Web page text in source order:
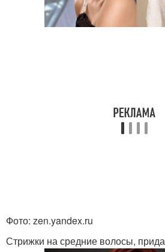
Фото: zen.yandex.ru
Стрижки на средние волосы,